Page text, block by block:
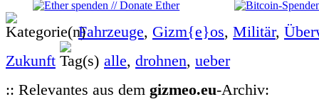
Fahrzeuge, Gizm{e}os, Militär,
Zukunft
alle, drohnen, ueber
:: Relevantes aus dem gizmeo.eu-Archiv: